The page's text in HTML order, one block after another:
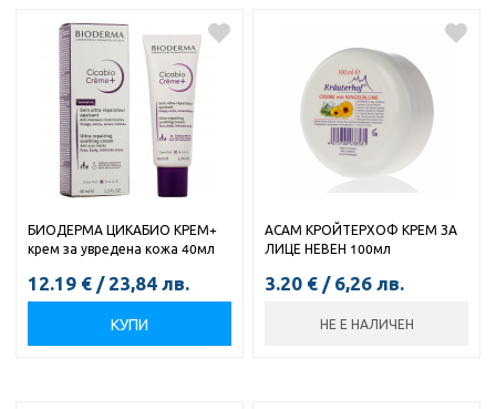
БИОДЕРМА ЦИКАБИО КРЕМ+
крем за увредена кожа 40мл
12.19 € / 23,84 лв.
КУПИ
АСАМ КРОЙТЕРХОФ КРЕМ ЗА
ЛИЦЕ НЕВЕН 100мл
3.20 € / 6,26 лв.
НЕ Е НАЛИЧЕН